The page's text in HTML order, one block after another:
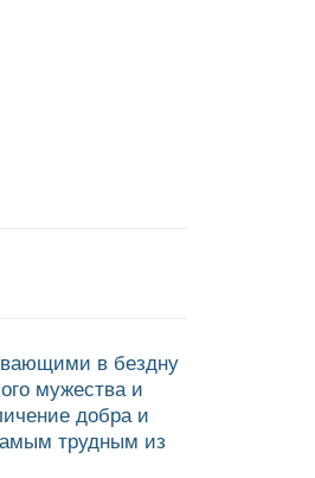
в бездну
мужества и
добра и
трудным из